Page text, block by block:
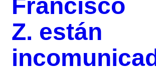
Francisco
Z. están